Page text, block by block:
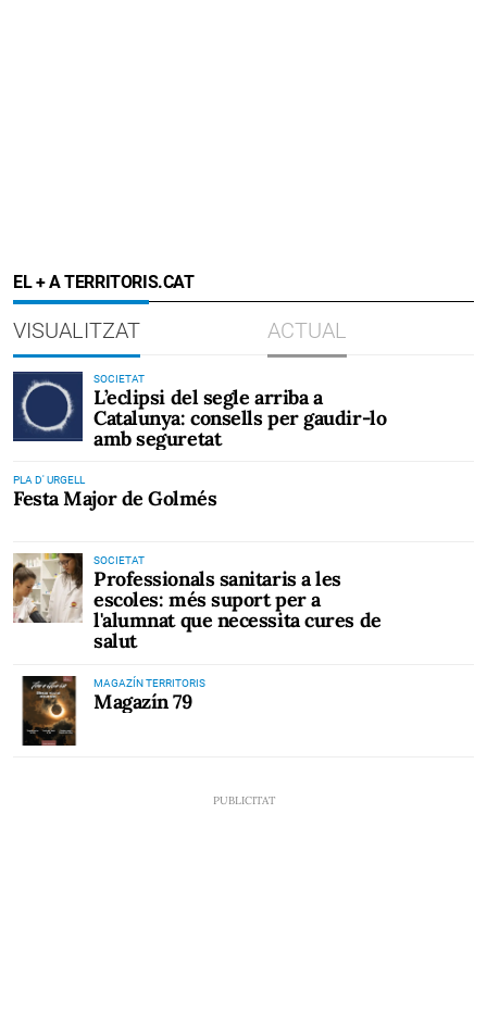
EL + A TERRITORIS.CAT
VISUALITZAT ACTUAL
SOCIETAT
L’eclipsi del segle arriba a
Catalunya: consells per gaudir-lo
amb seguretat
PLA D' URGELL
Festa Major de Golmés
SOCIETAT
Professionals sanitaris a les
escoles: més suport per a
l'alumnat que necessita cures de
salut
MAGAZÍN TERRITORIS
Magazín 79